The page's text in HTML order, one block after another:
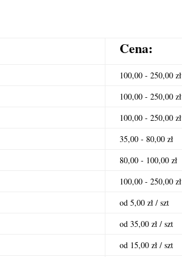
Cena:
100,00 - 250,00 zł
100,00 - 250,00 zł
100,00 - 250,00 zł
35,00 - 80,00 zł
80,00 - 100,00 zł
100,00 - 250,00 zł
od 5,00 zł / szt
od 35,00 zł / szt
od 15,00 zł / szt